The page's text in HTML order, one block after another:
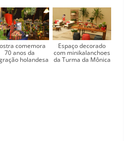
comemora
70 anos da
holandesa
Espaço decorado
com minikalanchoes
da Turma da Mônica